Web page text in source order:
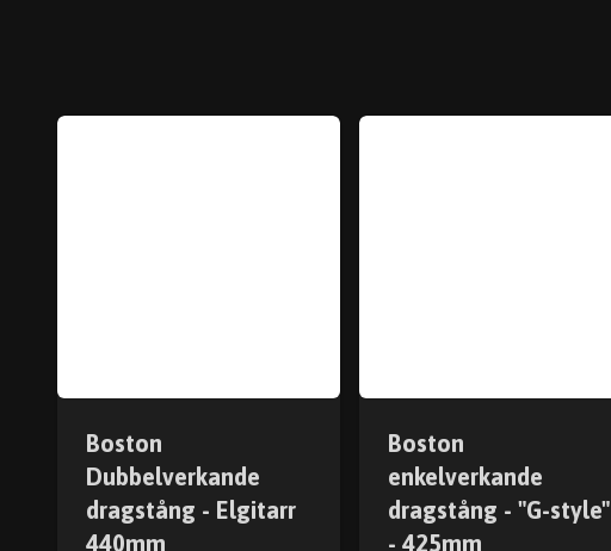
Boston
Dubbelverkande
dragstång - Elgitarr
440mm
Boston
enkelverkande
dragstång - "G-style"
- 425mm